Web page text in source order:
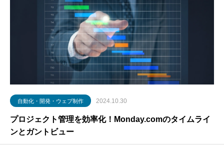
自動化・開発・ウェブ制作 2024.10.30
プロジェクト管理を効率化！Monday.comのタイムライ
ンとガントビュー